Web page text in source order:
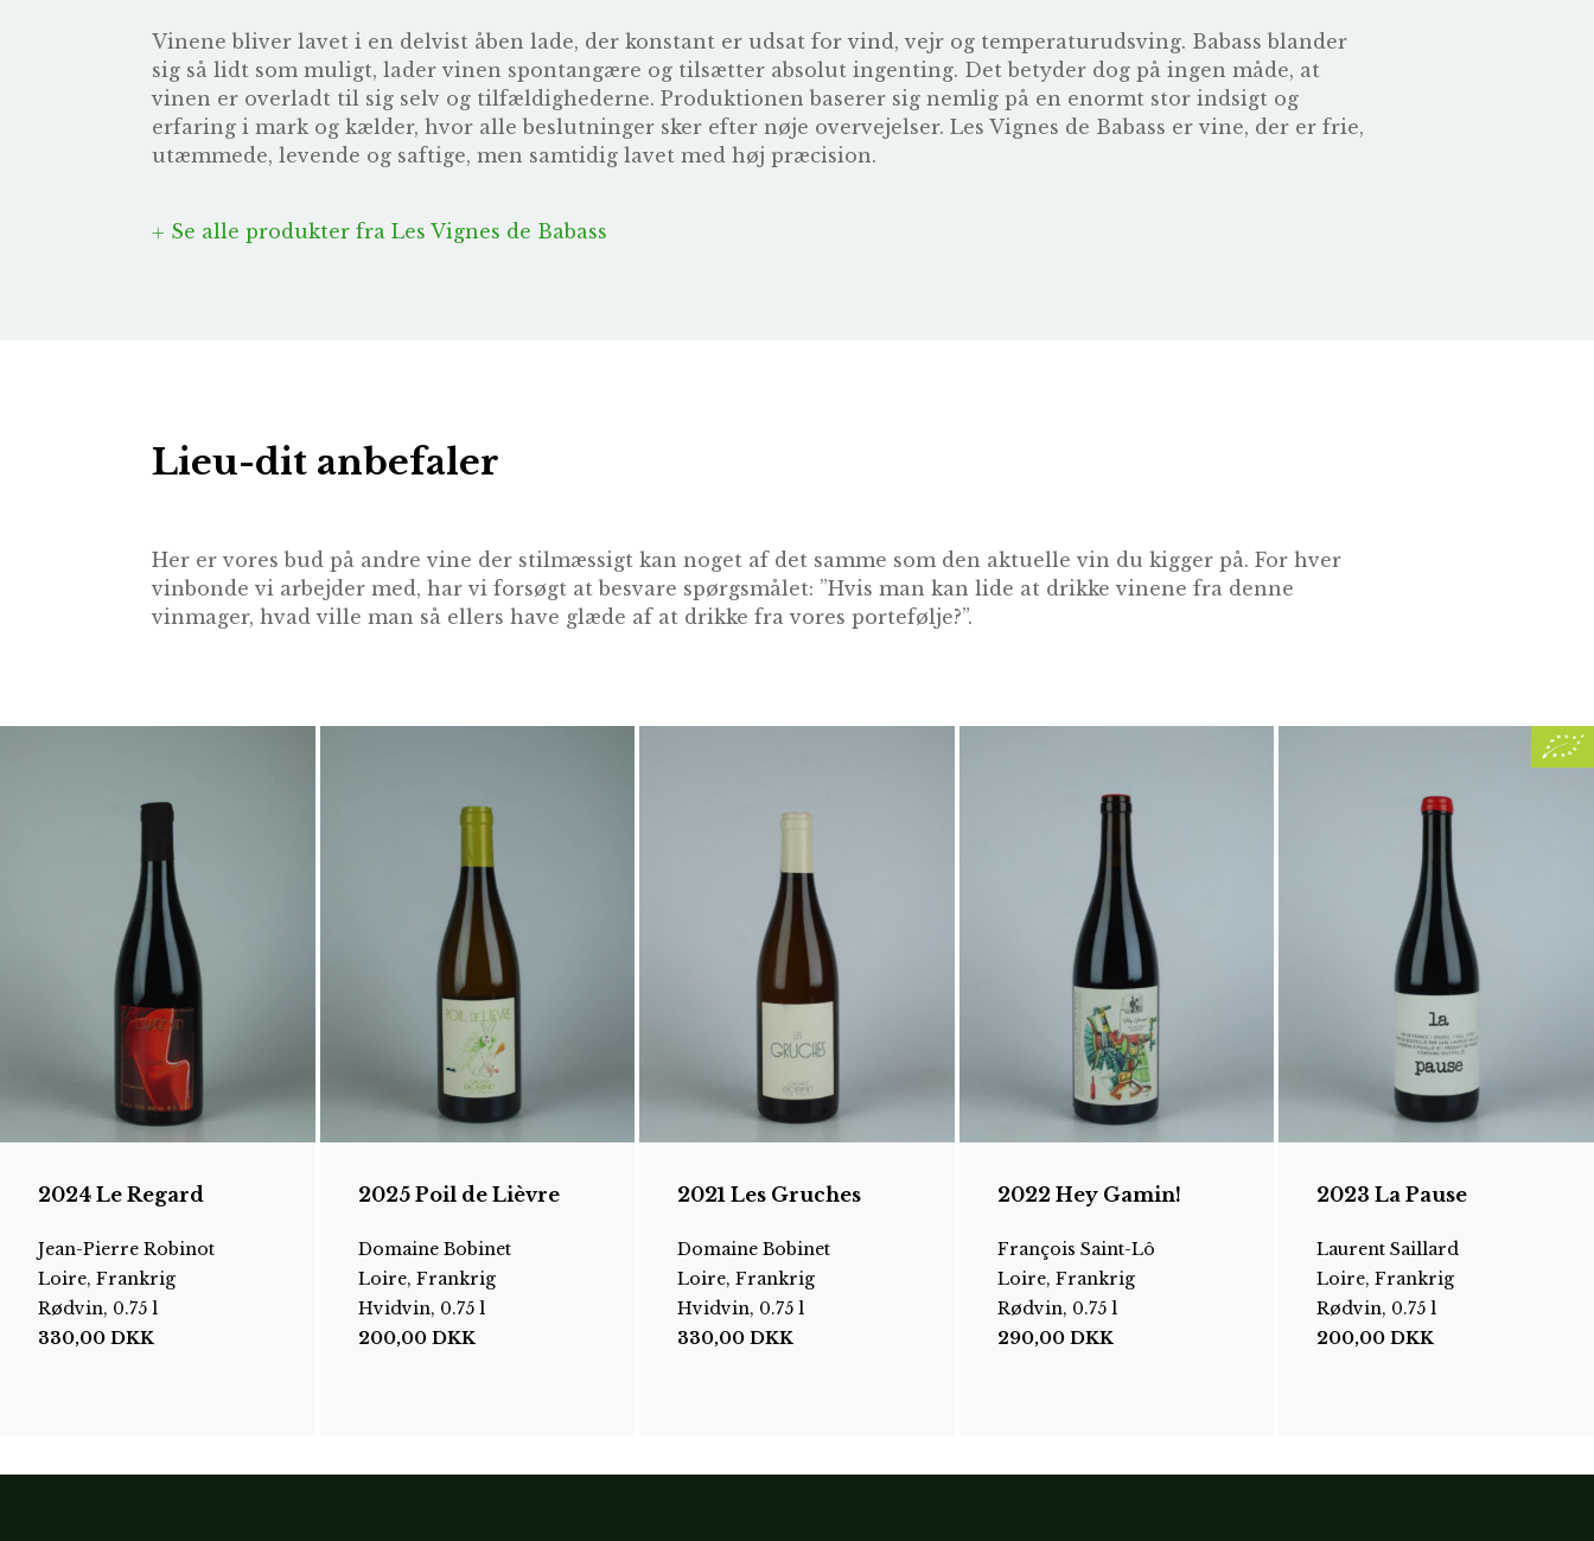
Vinene bliver lavet i en delvist åben lade, der konstant er udsat for vind, vejr og temperaturudsving. Babass blander
sig så lidt som muligt, lader vinen spontangære og tilsætter absolut ingenting. Det betyder dog på ingen måde, at
vinen er overladt til sig selv og tilfældighederne. Produktionen baserer sig nemlig på en enormt stor indsigt og
erfaring i mark og kælder, hvor alle beslutninger sker efter nøje overvejelser. Les Vignes de Babass er vine, der er frie,
utæmmede, levende og saftige, men samtidig lavet med høj præcision.
Se alle produkter fra Les Vignes de Babass
Lieu-dit anbefaler
Her er vores bud på andre vine der stilmæssigt kan noget af det samme som den aktuelle vin du kigger på. For hver
vinbonde vi arbejder med, har vi forsøgt at besvare spørgsmålet: ”Hvis man kan lide at drikke vinene fra denne
vinmager, hvad ville man så ellers have glæde af at drikke fra vores portefølje?”.
2024 Le Regard
Jean-Pierre Robinot
Loire, Frankrig
Rødvin, 0.75 l
330,00 DKK
2025 Poil de Lièvre
Domaine Bobinet
Loire, Frankrig
Hvidvin, 0.75 l
200,00 DKK
2021 Les Gruches
Domaine Bobinet
Loire, Frankrig
Hvidvin, 0.75 l
330,00DKK
2022 Hey Gamin!
François Saint-Lô
Loire, Frankrig
Rødvin, 0.75 l
290,00 DKK
2023 La Pause
Laurent Saillard
Loire, Frankrig
Rødvin, 0.75 l
200,00DKK